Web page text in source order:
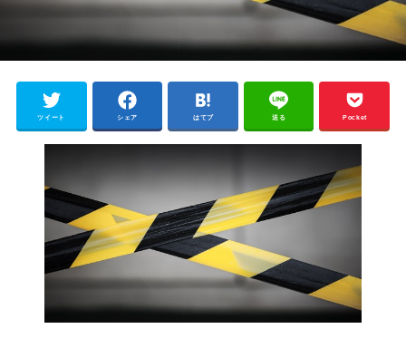
ツイート シェア はてブ 送る Pocket